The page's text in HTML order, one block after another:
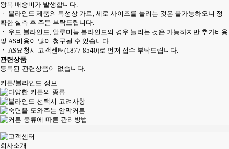
왕복 배송비가 발생합니다.
ㆍ 블라인드 제품의 특성상 가로, 세로 사이즈를 늘리는 것은 불가능하오니 정
확한 실측 후 주문 부탁드립니다.
ㆍ 우드 블라인드, 알루미늄 블라인드의 경우 늘리는 것은 가능하지만 추가비용
및 AS비용이 많이 청구될 수 있습니다.
ㆍ AS요청시 고객센터(1877-8540)로 먼저 접수 부탁드립니다.
관련상품
등록된 관련상품이 없습니다.
커튼/블라인드 정보
회사소개